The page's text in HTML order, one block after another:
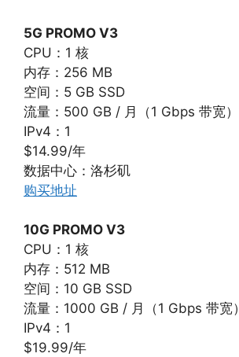
5G PROMO V3
CPU：1 核
内存：256 MB
空间：5 GB SSD
流量：500 GB / 月（1 Gbps 带宽）
IPv4：1
$14.99/年
数据中心：洛杉矶
购买地址
10G PROMO V3
CPU：1 核
内存：512 MB
空间：10 GB SSD
流量：1000 GB / 月（1 Gbps 带宽）
IPv4：1
$19.99/年